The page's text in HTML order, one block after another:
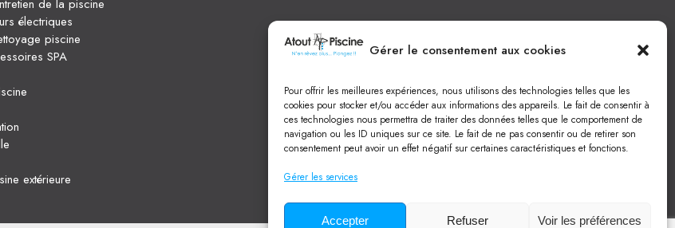
Gérer le consentement aux cookies
Pour offrir les meilleures expériences, nous utilisons des technologies telles que les
cookies pour stocker et/ou accéder aux informations des appareils. Le fait de consentir à
ces technologies nous permettra de traiter des données telles que le comportement de
navigation ou les ID uniques sur ce site. Le fait de ne pas consentir ou de retirer son
consentement peut avoir un effet négatif sur certaines caractéristiques et fonctions.
Gérer les services
Accepter Refuser Voir les préférences
de la piscine
électriques
piscine
SPA
extérieure